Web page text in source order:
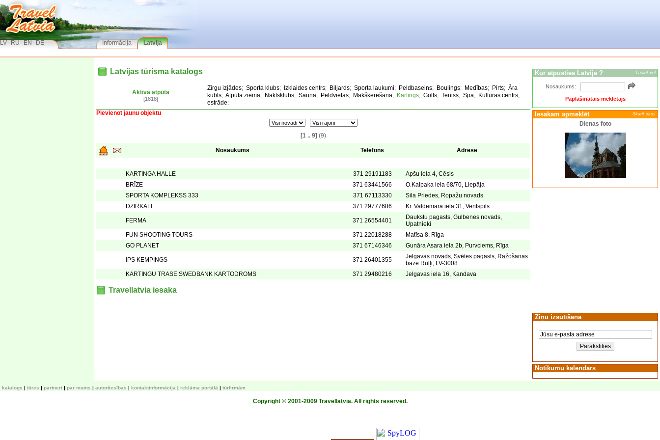
LV RU EN DE Informācija Latvija
Latvijas tūrisma katalogs
Aktīvā atpūta
[1818]
Zirgu izjādes; Sporta klubs; Izklaides centrs; Biljards; Sporta laukumi; Peldbaseins; Boulings; Medības; Pirts; Āra
kubls; Atpūta ziemā; Naktsklubs; Sauna; Peldvietas; Makšķerēšana; Kartings; Golfs; Teniss; Spa; Kultūras centrs,
estrāde;
Pievienot jaunu objektu
[1 .. 9] (9)
Nosaukums Telefons Adrese
KARTINGA HALLE 371 29191183
Apšu iela 4, Cēsis
BRĪZE
371 63441566
O.Kalpaka iela 68/70, Liepāja
SPORTA KOMPLEKSS 333
371 67113330
Sila Priedes, Ropažu novads
DZIRKAĻI
371 29777686 Kr. Valdemāra iela 31, Ventspils
FERMA 371 26554401
Daukstu pagasts, Gulbenes novads,
Upatnieki
FUN SHOOTING TOURS
371 22018288
Matīsa 8, Rīga
GO PLANET
371 67146346 Gunāra Asara iela 2b, Purvciems, Rīga
IPS KEMPINGS 371 26401355
Jelgavas novads, Svētes pagasts, Ražošanas
bāze Ruļļi, LV-3008
KARTINGU TRASE SWEDBANK KARTODROMS
371 29480216 Jelgavas iela 16, Kandava
Travellatvia iesaka
Kur atpūsties Latvijā ? Lasiet vēl
Nosaukums:
Paplašinātais meklētājs
Iesakam apmeklēt Skatīt citus
Dienas foto
Ziņu izsūtīšana
Notikumu kalendārs
katalogs tūres partneri par mums autortiesības kontaktinformācija reklāma portālā tūrfirmām
Copyright © 2001-2009 Travellatvia. All rights reserved.